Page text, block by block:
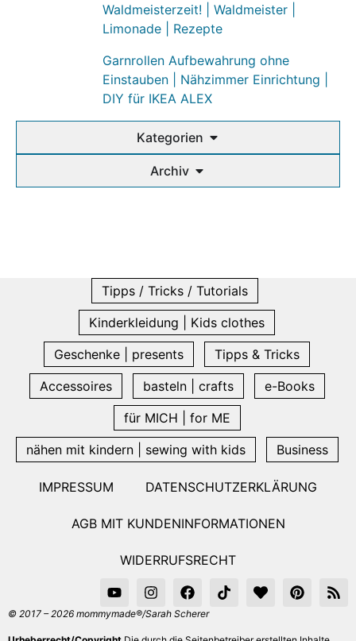
Waldmeisterzeit! | Waldmeister |
Limonade | Rezepte
Garnrollen Aufbewahrung ohne
Einstauben | Nähzimmer Einrichtung |
DIY für IKEA ALEX
Kategorien
Archiv
Tipps / Tricks / Tutorials
Kinderkleidung | Kids clothes
Geschenke | presents
Tipps & Tricks
Accessoires
basteln | crafts
e-Books
für MICH | for ME
nähen mit kindern | sewing with kids
Business
IMPRESSUM DATENSCHUTZERKLÄRUNG
AGB MIT KUNDENINFORMATIONEN
WIDERRUFSRECHT
© 2017 – 2026 mommymade®/Sarah Scherer